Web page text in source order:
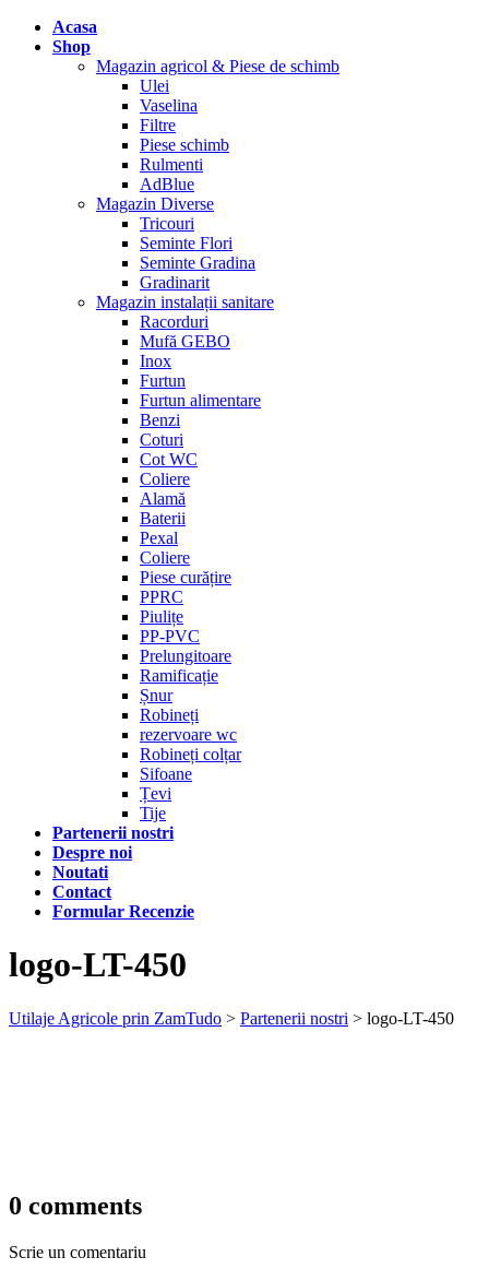
Acasa
Shop
Magazin agricol & Piese de schimb
Ulei
Vaselina
Filtre
Piese schimb
Rulmenti
AdBlue
Magazin Diverse
Tricouri
Seminte Flori
Seminte Gradina
Gradinarit
Magazin instalații sanitare
Racorduri
Mufă GEBO
Inox
Furtun
Furtun alimentare
Benzi
Coturi
Cot WC
Coliere
Alamă
Baterii
Pexal
Coliere
Piese curățire
PPRC
Piulițe
PP-PVC
Prelungitoare
Ramificație
Șnur
Robineți
rezervoare wc
Robineți colțar
Sifoane
Țevi
Tije
Partenerii nostri
Despre noi
Noutati
Contact
Formular Recenzie
logo-LT-450
Utilaje Agricole prin ZamTudo > Partenerii nostri > logo-LT-450
0 comments
Scrie un comentariu